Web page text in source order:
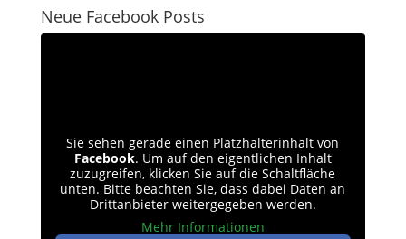
Neue Facebook Posts
Sie sehen gerade einen Platzhalterinhalt von
Facebook. Um auf den eigentlichen Inhalt
zuzugreifen, klicken Sie auf die Schaltfläche
unten. Bitte beachten Sie, dass dabei Daten an
Drittanbieter weitergegeben werden.
Mehr Informationen